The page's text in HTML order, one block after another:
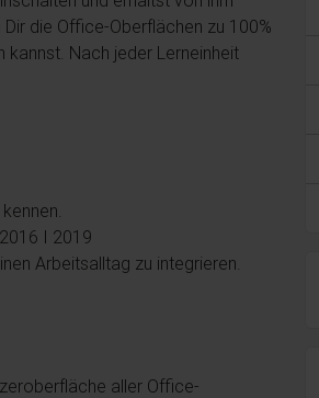
die Office-Oberflächen zu 100%
kannst. Nach jeder Lerneinheit
I 2019
Arbeitsalltag zu integrieren.
aller Office-